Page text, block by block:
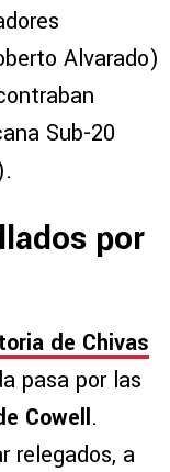
Alvarado)
Sub-20
por
de Chivas
pasa por las
Cowell.
relegados, a